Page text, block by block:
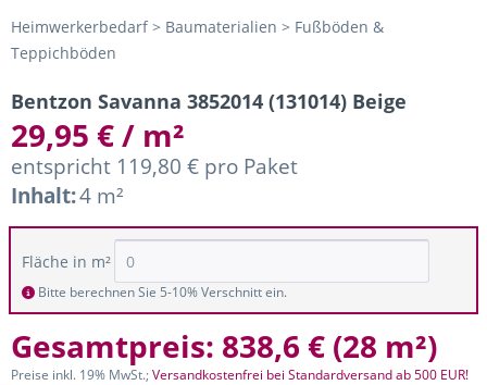
Heimwerkerbedarf > Baumaterialien > Fußböden &
Teppichböden
Bentzon Savanna 3852014 (131014) Beige
29,95 € / m²
entspricht 119,80 € pro Paket
Inhalt:4 m²
Fläche in m²
Bitte berechnen Sie 5-10% Verschnitt ein.
Gesamtpreis: 838,6 € (28 m²)
Preise inkl. 19% MwSt.;Versandkostenfrei bei Standardversand ab 500 EUR!